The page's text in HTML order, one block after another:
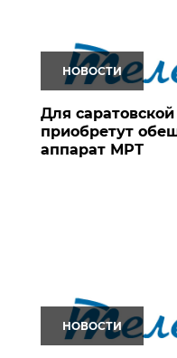
НОВОСТИ
Для
приобретут
аппарат МРТ
НОВОСТИ